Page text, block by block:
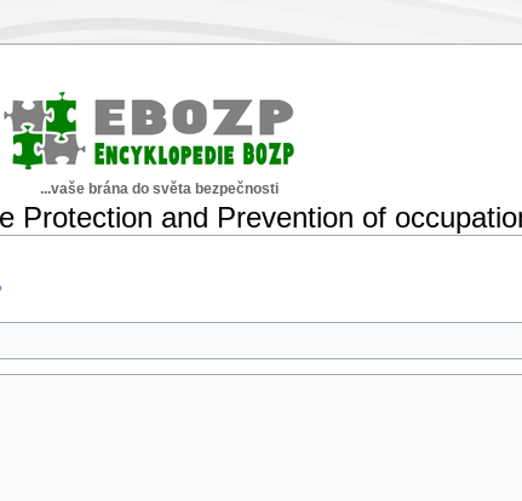
...vaše brána do světa bezpečnosti
Protection and Prevention of